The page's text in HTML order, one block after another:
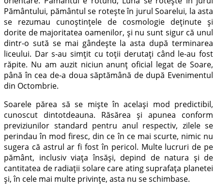
Pământului, pământul se roteşte în jurul Soarelui, la asta
se rezumau cunoştinţele de cosmologie deţinute şi
dorite de majoritatea oamenilor, şi nu sunt sigur că unul
dintr-o sută se mai gândeşte la asta după terminarea
liceului. Dar s-au simţit cu toţii derutaţi când le-au fost
răpite. Nu am auzit niciun anunţ oficial legat de Soare,
până în cea de-a doua săptămână de după Evenimentul
din Octombrie.
Soarele părea să se mişte în acelaşi mod predictibil,
cunoscut dintotdeauna. Răsărea şi apunea conform
previziunilor standard pentru anul respectiv, zilele se
perindau în mod firesc, din ce în ce mai scurte, nimic nu
sugera că astrul ar fi fost în pericol. Multe lucruri de pe
pământ, inclusiv viaţa însăşi, depind de natura şi de
cantitatea de radiaţii solare care ating suprafaţa planetei
şi, în cele mai multe privinţe, asta nu se schimbase.